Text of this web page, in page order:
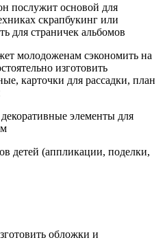
послужит основой для
скрапбукинг или
для страничек альбомов
молодоженам сэкономить на
изготовить
карточки для рассадки, план
элементы для
детей (аппликации, поделки,
обложки и